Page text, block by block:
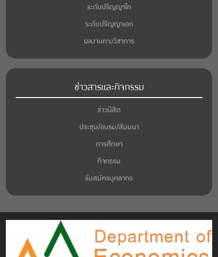
ระดับปริญญาโท
ระดับปริญญาเอก
ผลงานทางวิชาการ
ข่าวสารและกิจกรรม
ข่าวนิสิต
ประชุม/อบรม/สัมมนา
การศึกษา
กิจกรรม
รับสมัครบุคลากร